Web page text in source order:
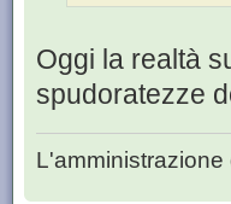
Oggi la realtà
spudoratezze
L'amministrazione